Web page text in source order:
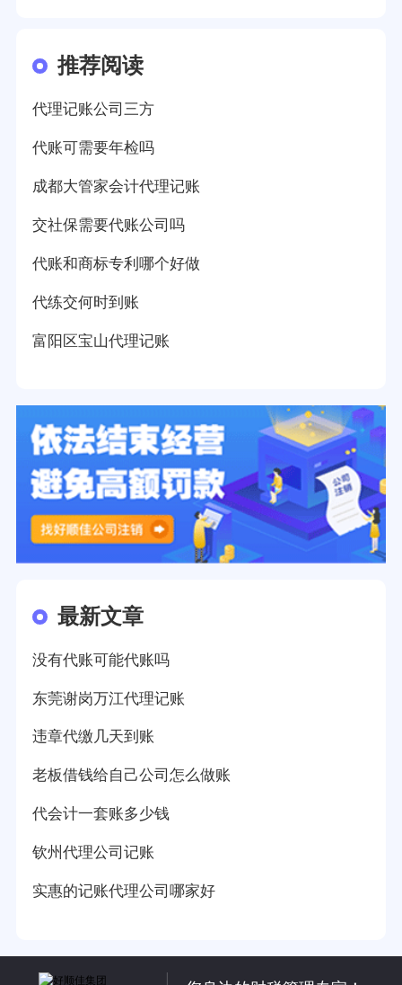
推荐阅读
代理记账公司三方
代账可需要年检吗
成都大管家会计代理记账
交社保需要代账公司吗
代账和商标专利哪个好做
代练交何时到账
富阳区宝山代理记账
最新文章
没有代账可能代账吗
东莞谢岗万江代理记账
违章代缴几天到账
老板借钱给自己公司怎么做账
代会计一套账多少钱
钦州代理公司记账
实惠的记账代理公司哪家好